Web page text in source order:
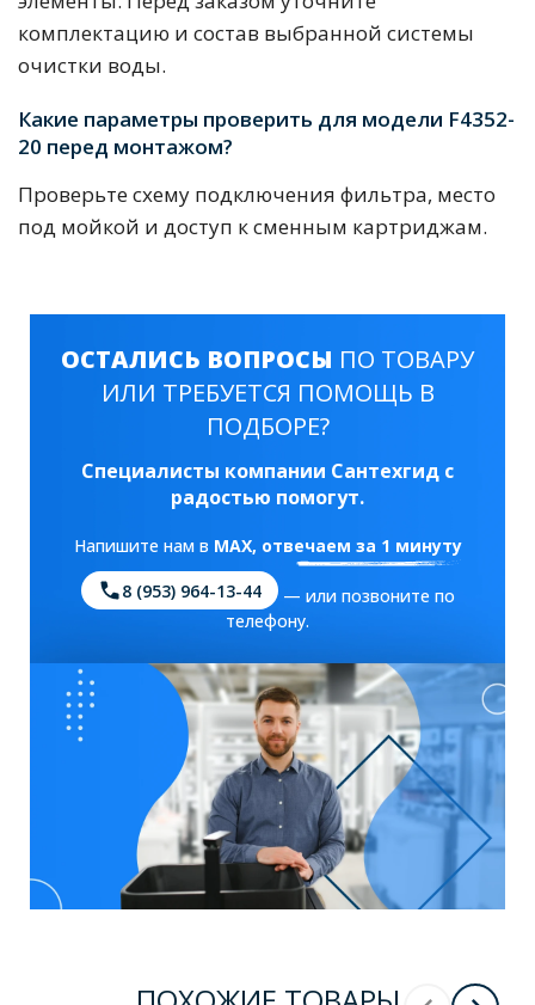
комплектацию и состав выбранной системы
очистки воды.
Какие параметры проверить для модели F4352-
20 перед монтажом?
Проверьте схему подключения фильтра, место
под мойкой и доступ к сменным картриджам.
ОСТАЛИСЬ ВОПРОСЫ ПО ТОВАРУ
ИЛИ ТРЕБУЕТСЯ ПОМОЩЬ В
ПОДБОРЕ?
Специалисты компании Сантехгид с
радостью помогут.
Напишите нам в MAX, отвечаем за 1 минуту
8 (953) 964-13-44
— или позвоните по
телефону.